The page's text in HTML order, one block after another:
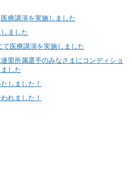
療講演を実施しました
ました
医療講演を実施しました
盟所属選手のみなさまにコンディショ
した
しました！
れました！